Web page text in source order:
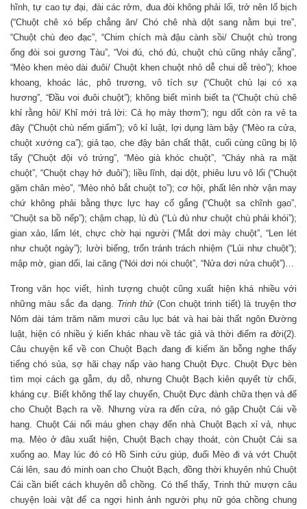
hĩnh, tự cao tự đại, đài các rởm, đua đòi không phải lối, trở nên lố bịch
(“Chuột chê xó bếp chẳng ăn/ Chó chê nhà dột sang nằm bụi tre”,
“Chuột chù đeo đạc”, “Chim chích mà đậu cành sồi/ Chuột chù trong
ống đòi soi gương Tàu”, “Voi đú, chó đú, chuột chù cũng nhảy cẫng”,
“Mèo khen mèo dài đuôi/ Chuột khen chuột nhỏ dễ chui dễ trèo”); khoe
khoang, khoác lác, phô trương, vô tích sự (“Chuột chù lại có xạ
hương”, “Đầu voi đuôi chuột”); không biết mình biết ta (“Chuột chù chê
khỉ rằng hôi/ Khỉ mới trả lời: Cả họ mày thơm”); ngu dốt còn ra vẻ ta
đây (“Chuột chù nếm giấm”); vô kỉ luật, lợi dụng làm bậy (“Mèo ra cửa,
chuột xướng ca”); giả tạo, che đậy bản chất thật, cuối cùng cũng bị lộ
tẩy (“Chuột đội vỏ trứng”, “Mèo già khóc chuột”, “Cháy nhà ra mặt
chuột”, “Chuột chạy hở đuôi”); liều lĩnh, dại dột, phiêu lưu vô lối (“Chuột
gặm chân mèo”, “Mèo nhỏ bắt chuột to”); cơ hội, phất lên nhờ vận may
chứ không phải bằng thực lực hay cố gắng (“Chuột sa chĩnh gạo”,
“Chuột sa bồ nếp”); chậm chạp, lù đù (“Lù đù như chuột chù phải khói”);
gian xảo, lấm lét, chực chờ hại người (“Mắt dơi mày chuột”, “Len lét
như chuột ngày”); lười biếng, trốn tránh trách nhiệm (“Lủi như chuột”);
mập mờ, gian dối, lai căng (“Nói dơi nói chuột”, “Nửa dơi nửa chuột”)…
Trong văn học viết, hình tượng chuột cũng xuất hiện khá nhiều với
những màu sắc đa dạng. Trinh thử(Con chuột trinh tiết) là truyện thơ
Nôm dài tám trăm năm mươi câu lục bát và hai bài thất ngôn Đường
luật, hiện có nhiều ý kiến khác nhau về tác giả và thời điểm ra đời(2).
Câu chuyện kể về con Chuột Bạch đang đi kiếm ăn bỗng nghe thấy
tiếng chó sủa, sợ hãi chạy nấp vào hang Chuột Đực. Chuột Đực bèn
tìm mọi cách gạ gẫm, dụ dỗ, nhưng Chuột Bạch kiên quyết từ chối,
kháng cự. Biết không thể lay chuyển, Chuột Đực đành chữa thẹn và để
cho Chuột Bạch ra về. Nhưng vừa ra đến cửa, nó gặp Chuột Cái về
hang. Chuột Cái nổi máu ghen chạy đến nhà Chuột Bạch xỉ vả, nhục
mạ. Mèo ở đâu xuất hiện, Chuột Bạch chạy thoát, còn Chuột Cái sa
xuống ao. May lúc đó có Hồ Sinh cứu giúp, đuổi Mèo đi và vớt Chuột
Cái lên, sau đó minh oan cho Chuột Bạch, đồng thời khuyên nhủ Chuột
Cái cần biết cách khuyên dỗ chồng. Có thể thấy, Trinh thử mượn câu
chuyện loài vật để ca ngợi hình ảnh người phụ nữ góa chồng chung